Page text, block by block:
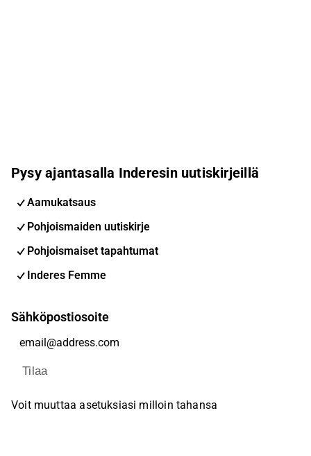
Pysy ajantasalla Inderesin uutiskirjeillä
Aamukatsaus
Pohjoismaiden uutiskirje
Pohjoismaiset tapahtumat
Inderes Femme
Sähköpostiosoite
Tilaa
Voit muuttaa asetuksiasi milloin tahansa